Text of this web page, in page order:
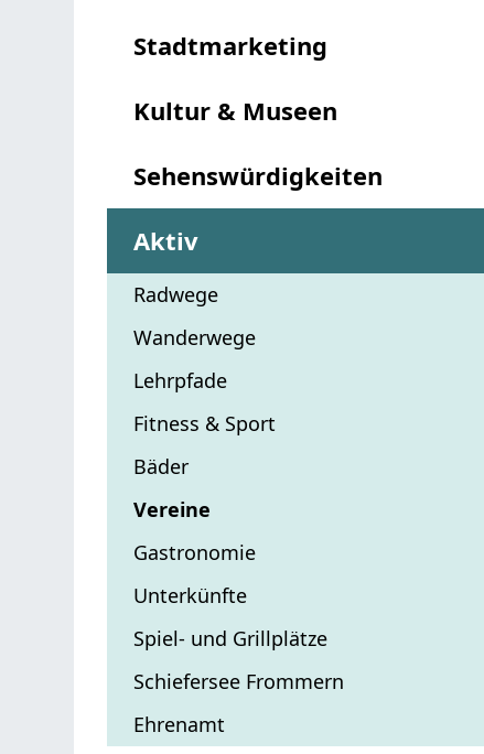
Stadtmarketing
Kultur & Museen
Sehenswürdigkeiten
Aktiv
Radwege
Wanderwege
Lehrpfade
Fitness & Sport
Bäder
Vereine
Gastronomie
Unterkünfte
Spiel- und Grillplätze
Schiefersee Frommern
Ehrenamt